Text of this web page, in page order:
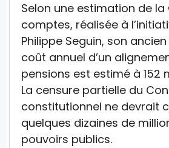
Selon une estimation de la
comptes, réalisée à
Philippe Seguin, son
coût annuel d’un
pensions est estimé à 152
La censure partielle du
constitutionnel ne devrait
quelques dizaines de
pouvoirs publics.